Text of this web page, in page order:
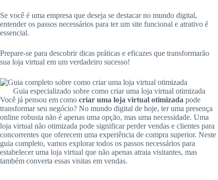
Se você é uma empresa que deseja se destacar no mundo digital,
entender os passos necessários para ter um site funcional e atrativo é
essencial.
Prepare-se para descobrir dicas práticas e eficazes que transformarão
sua loja virtual em um verdadeiro sucesso!
Guia especializado sobre como criar uma loja virtual otimizada
Você já pensou em como criar uma loja virtual otimizada pode
transformar seu negócio? No mundo digital de hoje, ter uma presença
online robusta não é apenas uma opção, mas uma necessidade. Uma
loja virtual não otimizada pode significar perder vendas e clientes para
concorrentes que oferecem uma experiência de compra superior. Neste
guia completo, vamos explorar todos os passos necessários para
estabelecer uma loja virtual que não apenas atraia visitantes, mas
também converta essas visitas em vendas.